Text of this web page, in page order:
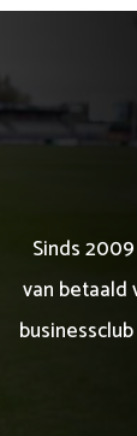
Sinds
van betaald